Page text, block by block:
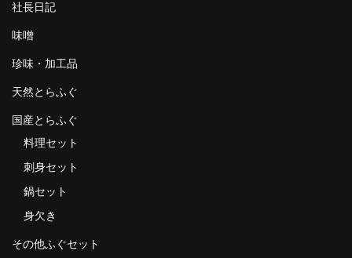
社長日記
味噌
珍味・加工品
天然とらふぐ
国産とらふぐ
料理セット
刺身セット
鍋セット
身欠き
その他ふぐセット